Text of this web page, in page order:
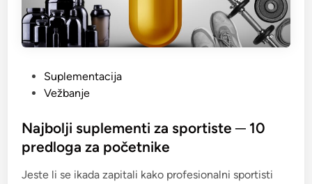
t
e
d
i
Suplementacija
Vežbanje
Najbolji suplementi za sportiste ─ 10
predloga za početnike
Jeste li se ikada zapitali kako profesionalni sportisti